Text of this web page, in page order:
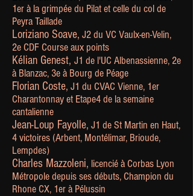
1er à la grimpée du Pilat et celle du col de
Peyra Taillade
Loriziano Soave, J2 du VC Vaulx-en-Velin,
2e CDF Course aux points
Kélian Genest, J1 de l'UC Albenassienne, 2e
à Blanzac, 3e à Bourg de Péage
Florian Coste, J1 du CVAC Vienne, 1er
Charantonnay et Etape4 de la semaine
cantalienne
Jean-Loup Fayolle, J1 de St Martin en Haut,
4 victoires (​​Arbent, Montélimar, Brioude,
Lempdes)
Charles Mazzoleni, licencié à Corbas Lyon
Métropole depuis ses débuts, Champion du
Rhone CX, 1er à Pélussin